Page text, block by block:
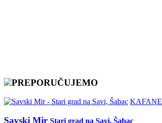
PREPORUČUJEMO
KAFANE
Savski Mir Stari grad na Savi, Šabac